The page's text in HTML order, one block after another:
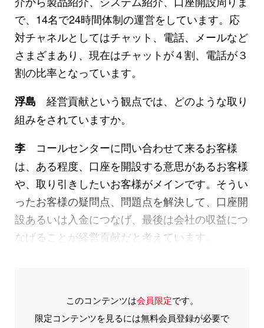
で、14名で24時間体制の運営をしています。応
対チャネルとしてはチャット、電話、メールなど
さまざまあり、現在はチャットが４割、電話が３
割の比率となっています。
浮島 経営貢献という観点では、どのような取り
組みをされていますか。
李 コールセンターに問い合わせて来るお客様
は、ある程度、口座を開設する意思があるお客様
や、取り引きしたいお客様がメインです。そうい
ったお客様の疑問点、問題点を解決して、口座開
設あるいは入金につなげ、最後は会社の収益につ
なげることが経営貢献だと考えています。
このコンテンツは会員限定です。
限定コンテンツを見るには無料会員登録が必要で